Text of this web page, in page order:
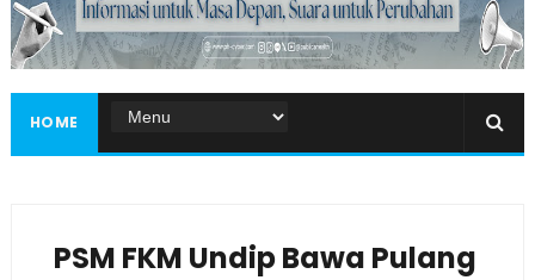
Masukkan iklan disini!
HOME
PSM FKM Undip Bawa Pulang